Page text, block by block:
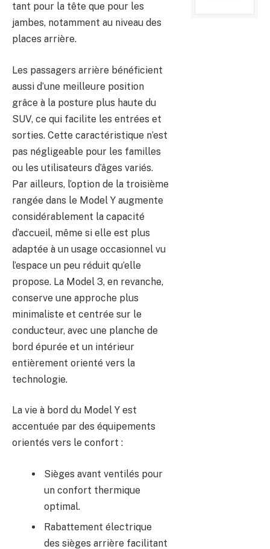
tant pour la tête que pour les
jambes, notamment au niveau des
places arrière.
Les passagers arrière bénéficient
aussi d’une meilleure position
grâce à la posture plus haute du
SUV, ce qui facilite les entrées et
sorties. Cette caractéristique n’est
pas négligeable pour les familles
ou les utilisateurs d’âges variés.
Par ailleurs, l’option de la troisième
rangée dans le Model Y augmente
considérablement la capacité
d’accueil, même si elle est plus
adaptée à un usage occasionnel vu
l’espace un peu réduit qu’elle
propose. La Model 3, en revanche,
conserve une approche plus
minimaliste et centrée sur le
conducteur, avec une planche de
bord épurée et un intérieur
entièrement orienté vers la
technologie.
La vie à bord du Model Y est
accentuée par des équipements
orientés vers le confort :
Sièges avant ventilés pour
un confort thermique
optimal.
Rabattement électrique
des sièges arrière facilitant